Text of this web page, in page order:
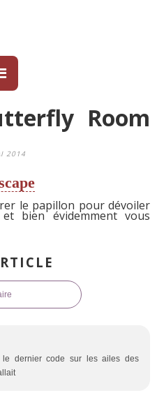
Room
2014
le papillon pour dévoiler
bien évidemment vous
dernier code sur les ailes des